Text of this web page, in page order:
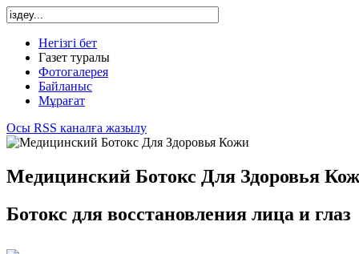
Негізгі бет
Газет туралы
Фотогалерея
Байланыс
Мұрағат
Осы RSS каналға жазылу
Медицинский Ботокс Для Здоровья
Ботокс для восстановления лица и глаз